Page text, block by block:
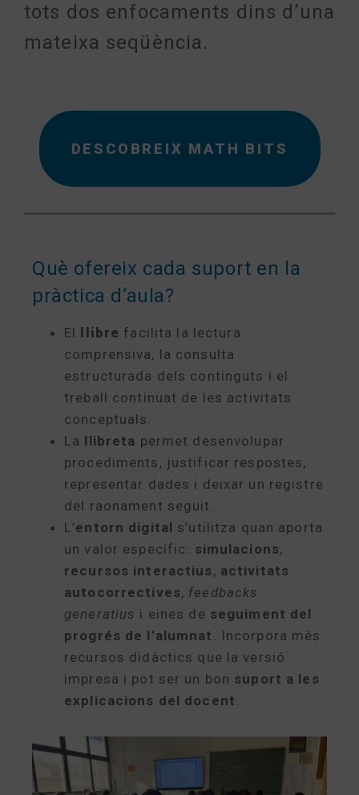
tots dos enfocaments dins d’una
mateixa seqüència.
DESCOBREIX MATH BITS
Què ofereix cada suport en la
pràctica d’aula?
El llibre facilita la lectura
comprensiva, la consulta
estructurada dels continguts i el
treball continuat de les activitats
conceptuals.
La llibreta permet desenvolupar
procediments, justificar respostes,
representar dades i deixar un registre
del raonament seguit.
L’entorn digital s’utilitza quan aporta
un valor específic: simulacions,
recursos interactius , activitats
autocorrectives, feedbacks
generatius i eines de seguiment del
progrés de l’alumnat . Incorpora més
recursos didàctics que la versió
impresa i pot ser un bon suport a les
explicacions del docent.